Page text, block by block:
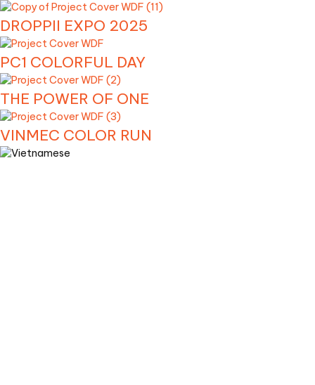
DROPPII EXPO 2025
PC1 COLORFUL DAY
THE POWER OF ONE
VINMEC COLOR RUN